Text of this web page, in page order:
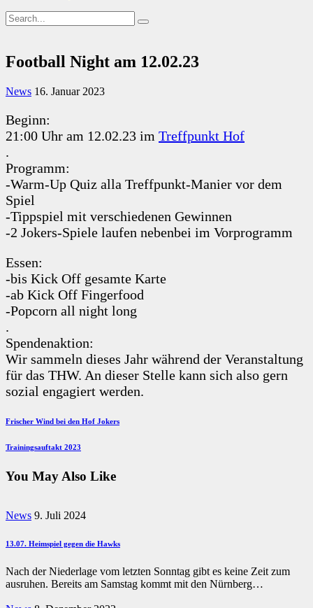
Football Night am 12.02.23
News 16. Januar 2023
Beginn:
21:00 Uhr am 12.02.23 im Treffpunkt Hof
.
Programm:
-Warm-Up Quiz alla Treffpunkt-Manier vor dem
Spiel
-Tippspiel mit verschiedenen Gewinnen
-2 Jokers-Spiele laufen nebenbei im Vorprogramm
Essen:
-bis Kick Off gesamte Karte
-ab Kick Off Fingerfood
-Popcorn all night long
.
Spendenaktion:
Wir sammeln dieses Jahr während der Veranstaltung
für das THW. An dieser Stelle kann sich also gern
sozial engagiert werden.
Beitragsnavigation
Previous
Frischer Wind bei den Hof Jokers
Next
Trainingsauftakt 2023
You May Also Like
News 9. Juli 2024
13.07. Heimspiel gegen die Hawks
Nach der Niederlage vom letzten Sonntag gibt es keine Zeit zum
ausruhen. Bereits am Samstag kommt mit den Nürnberg…